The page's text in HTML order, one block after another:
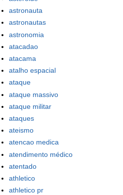
astronauta
astronautas
astronomia
atacadao
atacama
atalho espacial
ataque
ataque massivo
ataque militar
ataques
ateismo
atencao medica
atendimento médico
atentado
athletico
athletico pr